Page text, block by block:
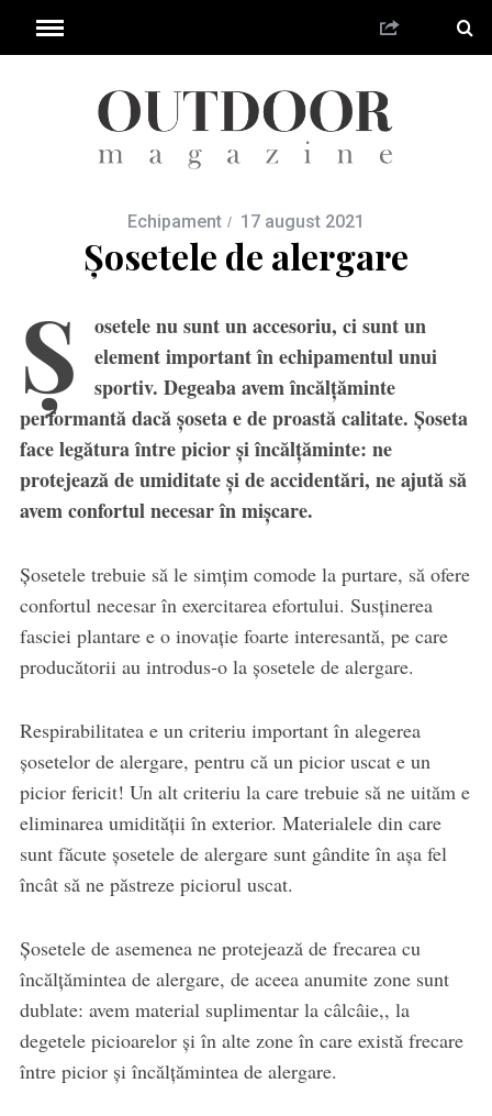
Echipament 17 august 2021
Șosetele de alergare
Ş
osetele nu sunt un accesoriu, ci sunt un
element important în echipamentul unui
sportiv. Degeaba avem încălţăminte
performantă dacă şoseta e de proastă calitate. Şoseta
face legătura între picior şi încălţăminte: ne
protejează de umiditate şi de accidentări, ne ajută să
avem confortul necesar în mişcare.
Şosetele trebuie să le simţim comode la purtare, să ofere
confortul necesar în exercitarea efortului. Susţinerea
fasciei plantare e o inovaţie foarte interesantă, pe care
producătorii au introdus-o la şosetele de alergare.
Respirabilitatea e un criteriu important în alegerea
şosetelor de alergare, pentru că un picior uscat e un
picior fericit! Un alt criteriu la care trebuie să ne uităm e
eliminarea umidităţii în exterior. Materialele din care
sunt făcute şosetele de alergare sunt gândite în aşa fel
încât să ne păstreze piciorul uscat.
Şosetele de asemenea ne protejează de frecarea cu
încălţămintea de alergare, de aceea anumite zone sunt
dublate: avem material suplimentar la câlcâie,, la
degetele picioarelor şi în alte zone în care există frecare
între picior şi încălţămintea de alergare.